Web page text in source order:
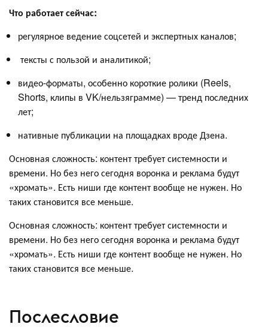
Что работает сейчас:
регулярное ведение соцсетей и экспертных каналов;
тексты с пользой и аналитикой;
видео-форматы, особенно короткие ролики (Reels,
Shorts, клипы в VK/нельзяграмме) — тренд последних
лет;
нативные публикации на площадках вроде Дзена.
Основная сложность: контент требует системности и
времени. Но без него сегодня воронка и реклама будут
«хромать». Есть ниши где контент вообще не нужен. Но
таких становится все меньше.
Основная сложность: контент требует системности и
времени. Но без него сегодня воронка и реклама будут
«хромать». Есть ниши где контент вообще не нужен. Но
таких становится все меньше.
Послесловие